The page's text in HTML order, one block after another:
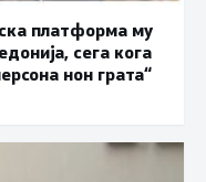
платформа му
сега кога
нон грата“